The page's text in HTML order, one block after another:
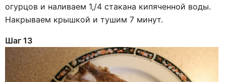
огурцов и наливаем 1,/4 стакана кипяченной воды.
Накрываем крышкой и тушим 7 минут.
Шаг 13